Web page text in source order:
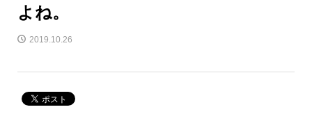
よね。
2019.10.26